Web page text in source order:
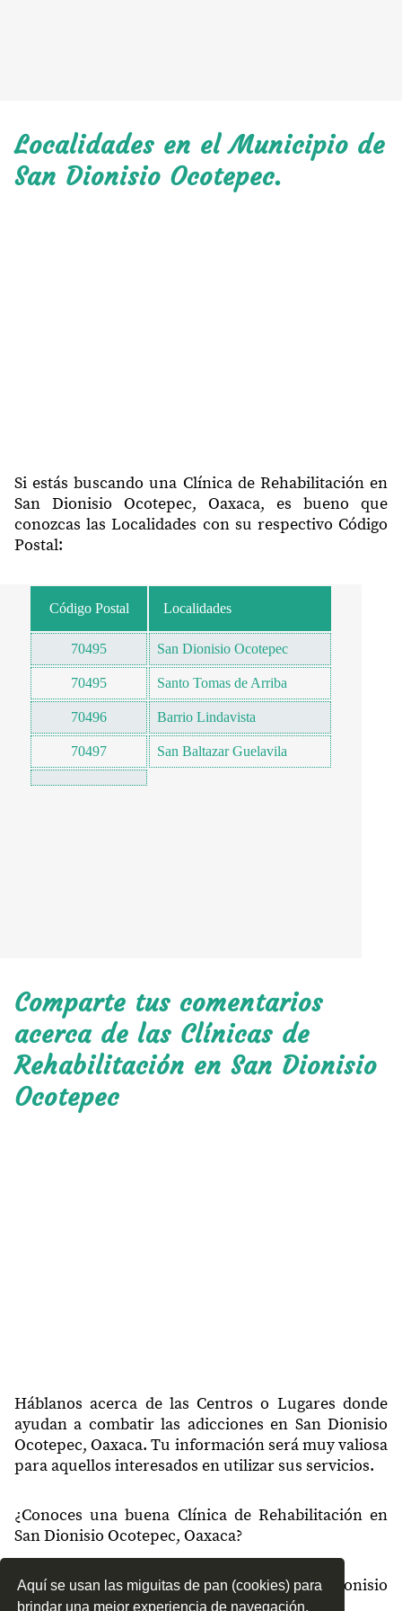
Aquí se usan las miguitas de pan (cookies) para
brindar una mejor experiencia de navegación.
Localidades en el Municipio de
San Dionisio Ocotepec.
Si estás buscando una Clínica de Rehabilitación en
San Dionisio Ocotepec, Oaxaca, es bueno que
conozcas las Localidades con su respectivo Código
Postal:
Código Postal Localidades
70495 San Dionisio Ocotepec
70495 Santo Tomas de Arriba
70496 Barrio Lindavista
70497 San Baltazar Guelavila
Comparte tus comentarios
acerca de las Clínicas de
Rehabilitación en San Dionisio
Ocotepec
Háblanos acerca de las Centros o Lugares donde
ayudan a combatir las adicciones en San Dionisio
Ocotepec, Oaxaca. Tu información será muy valiosa
para aquellos interesados en utilizar sus servicios.
¿Conoces una buena Clínica de Rehabilitación en
San Dionisio Ocotepec, Oaxaca?
¿Qué tipo de tratamientos conoces en San Dionisio
Ocotepec, Oaxaca?